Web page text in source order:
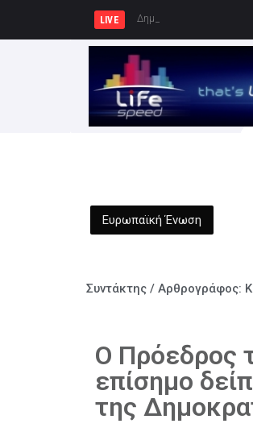
LIVE Δημιουργία
Ευρωπαϊκή Ένωση
Συντάκτης / Αρθρογράφος:
Ο Πρόεδρος
επίσημο
της